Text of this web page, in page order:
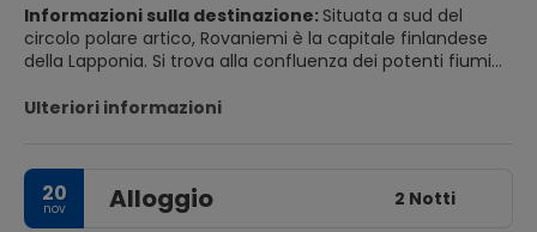
Informazioni sulla destinazione: Situata a sud del
circolo polare artico, Rovaniemi è la capitale finlandese
della Lapponia. Si trova alla confluenza dei potenti fiumi
l'anno, estati relativamente calde, inverni innevati, Babbo
nord. Inoltre, è un buon posto per esplorare la regione
della Lapponia e osservare l'aurora boreale o l'aurora
boreale. Il ponte di candele Lumberjack, Jätkänkynttilä, è
Ulteriori informazioni
20
nov Alloggio 2 Notti